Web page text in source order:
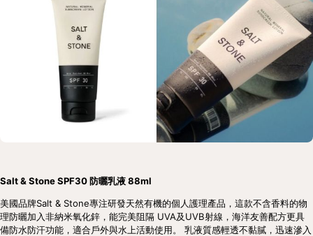
Salt & Stone SPF30 防曬乳液 88ml
美國品牌Salt & Stone專注研發天然有機的個人護理產品，這款不含香料的物
理防曬加入非納米氧化鋅，能完美阻隔 UVA及UVB射線，海洋友善配方更具
備防水防汗功能，適合戶外與水上活動使用。 乳液質感輕透不黏膩，迅速滲入